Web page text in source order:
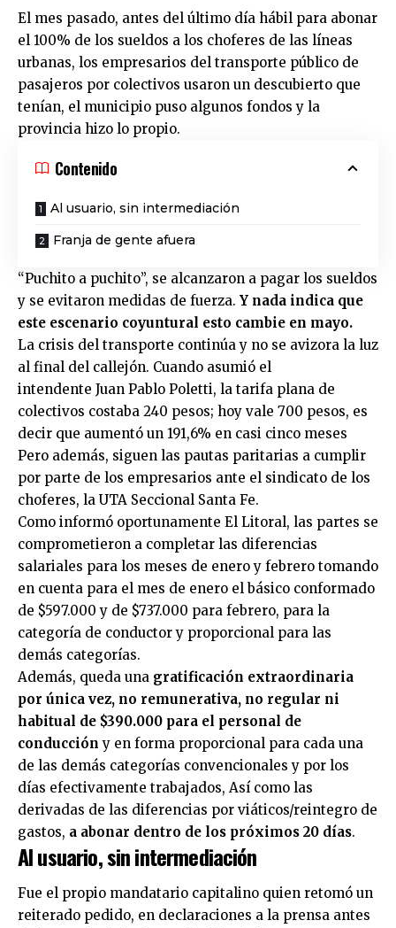
El mes pasado, antes del último día hábil para abonar
el 100% de los sueldos a los choferes de las líneas
urbanas, los empresarios del transporte público de
pasajeros por colectivos usaron un descubierto que
tenían, el municipio puso algunos fondos y la
provincia hizo lo propio.
Contenido
Al usuario, sin intermediación
Franja de gente afuera
“Puchito a puchito”, se alcanzaron a pagar los sueldos
y se evitaron medidas de fuerza. Y nada indica que
este escenario coyuntural esto cambie en mayo.
La crisis del transporte continúa y no se avizora la luz
al final del callejón. Cuando asumió el
intendente Juan Pablo Poletti, la tarifa plana de
colectivos costaba 240 pesos; hoy vale 700 pesos, es
decir que aumentó un 191,6% en casi cinco meses
Pero además, siguen las pautas paritarias a cumplir
por parte de los empresarios ante el sindicato de los
choferes, la UTA Seccional Santa Fe.
Como informó oportunamente El Litoral, las partes se
comprometieron a completar las diferencias
salariales para los meses de enero y febrero tomando
en cuenta para el mes de enero el básico conformado
de $597.000 y de $737.000 para febrero, para la
categoría de conductor y proporcional para las
demás categorías.
Además, queda una gratificación extraordinaria
por única vez, no remunerativa, no regular ni
habitual de $390.000 para el personal de
conducción y en forma proporcional para cada una
de las demás categorías convencionales y por los
días efectivamente trabajados, Así como las
derivadas de las diferencias por viáticos/reintegro de
gastos, a abonar dentro de los próximos 20 días.
Al usuario, sin intermediación
Fue el propio mandatario capitalino quien retomó un
reiterado pedido, en declaraciones a la prensa antes